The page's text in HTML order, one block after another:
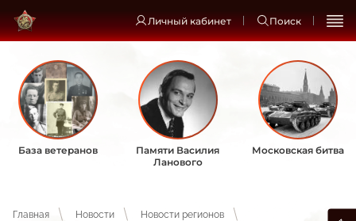
Личный кабинет Поиск
База ветеранов
Памяти Василия
Ланового
Московская битва
Главная Новости
Новости регионов